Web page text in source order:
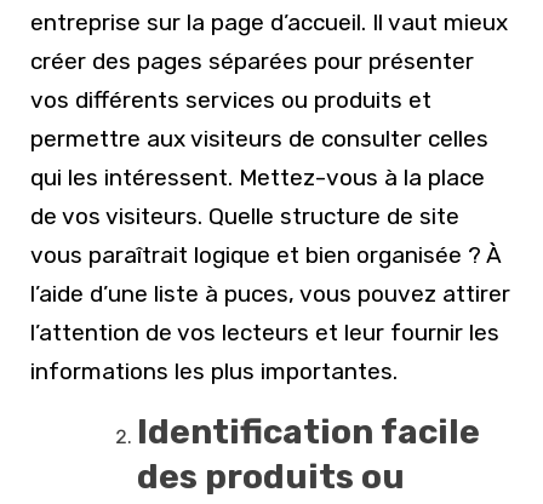
entreprise sur la page d’accueil. Il vaut mieux
créer des pages séparées pour présenter
vos différents services ou produits et
permettre aux visiteurs de consulter celles
qui les intéressent. Mettez-vous à la place
de vos visiteurs. Quelle structure de site
vous paraîtrait logique et bien organisée ? À
l’aide d’une liste à puces, vous pouvez attirer
l’attention de vos lecteurs et leur fournir les
informations les plus importantes.
Identification facile
des produits ou